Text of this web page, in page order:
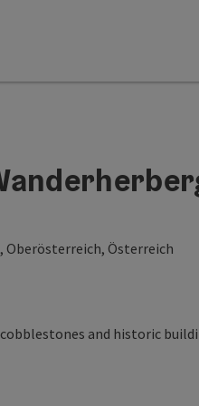
Oberösterreich, Österreich